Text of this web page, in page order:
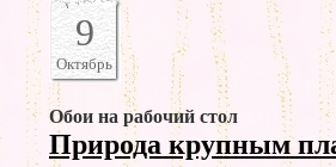
9
Октябрь
Обои на рабочий стол
Природа крупным